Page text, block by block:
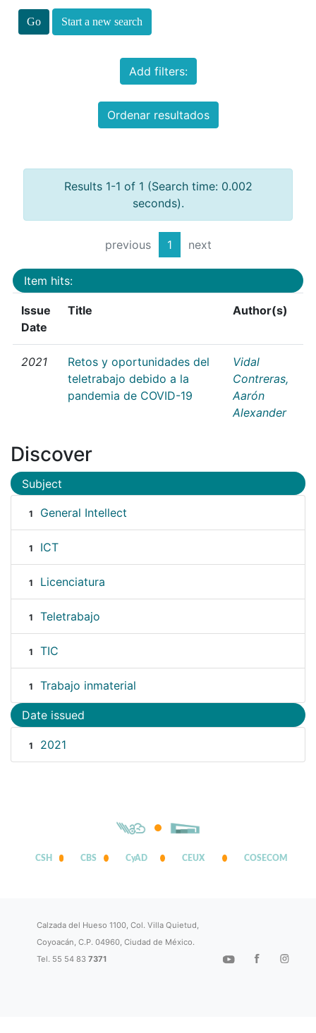
Start a new search
Add filters:
Ordenar resultados
Results 1-1 of 1 (Search time: 0.002
seconds).
previous 1 next
Item hits:
Issue
Date
Title Author(s)
2021
Retos y oportunidades del
teletrabajo debido a la
pandemia de COVID-19
Vidal
Contreras,
Aarón
Alexander
Discover
Subject
1 General Intellect
1 ICT
1 Licenciatura
1 Teletrabajo
1 TIC
1 Trabajo inmaterial
Date issued
1 2021
CSH CBS CyAD CEUX COSECOM
Calzada del Hueso 1100, Col. Villa Quietud,
Coyoacán, C.P. 04960, Ciudad de México.
Tel. 55 54 837371